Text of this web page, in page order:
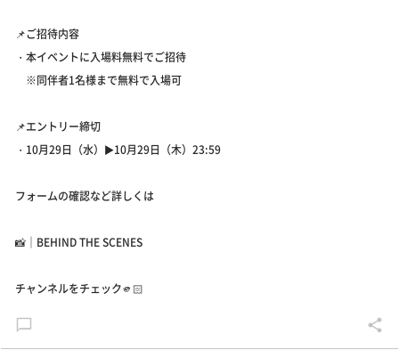
📌ご招待内容
・本イベントに入場料無料でご招待
※同伴者1名様まで無料で入場可
📌エントリー締切
・10月29日（水）▶︎10月29日（木）23:59
フォームの確認など詳しくは
📸｜BEHIND THE SCENES
チャンネルをチェック🫵🏻